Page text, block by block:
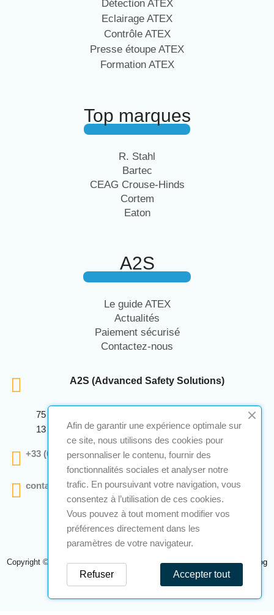
Détection ATEX
Eclairage ATEX
Contrôle ATEX
Presse étoupe ATEX
Formation ATEX
Top marques
R. Stahl
Bartec
CEAG Crouse-Hinds
Cortem
Eaton
A2S
Le guide ATEX
Actualités
Paiement sécurisé
Contactez-nous
A2S (Advanced Safety Solutions)
75 Avenue Marcellin Berthelot Anthelios Bâtiment E
13 290 Aix En Provence
+33 (0)4 12 28 00 69
contact@a2s-atex.com
Copyright © 2026 A2S Atex. Tous droits réservés. Une réalisationNavilog
Afin de garantir une expérience optimale sur
ce site, nous utilisons des cookies pour
personnaliser le contenu, fournir des
fonctionnalités sociales et analyser notre
trafic. En poursuivant votre navigation, vous
consentez à l’utilisation de ces cookies.
Vous pouvez à tout moment modifier vos
préférences directement dans les
paramètres de votre navigateur.
Accepter tout
Refuser